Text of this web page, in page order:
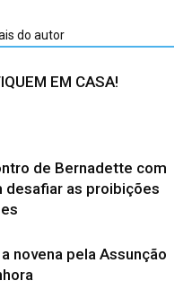
do autor
EM CASA!
de Bernadette com
desafiar as proibições
novena pela Assunção